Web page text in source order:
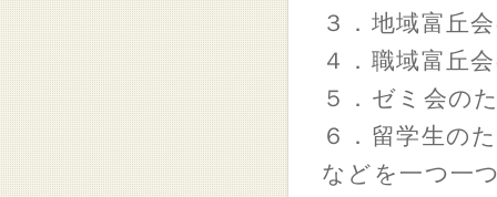
３．地域富丘
４．職域富丘
５．ゼミ会の
６．留学生の
などを一つ一